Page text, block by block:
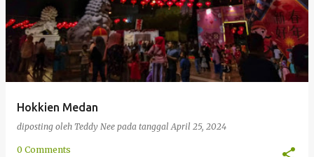
Hokkien Medan
diposting oleh Teddy Nee pada tanggalApril 25, 2024
0 Comments